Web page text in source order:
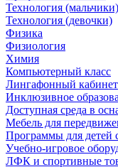
Технология (мальчики)
Технология (девочки)
Физика
Физиология
Химия
Компьютерный класс
Лингафонный кабинет
Инклюзивное
Доступная среда в
Мебель для
Программы для детей
Учебно-игровое
ЛФК и спортивные